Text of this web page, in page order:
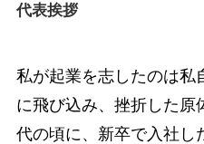
代表挨拶
私が起業を志したのは私
に飛び込み、挫折した原
代の頃に、新卒で入社し